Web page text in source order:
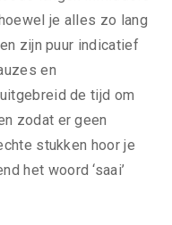
je alles zo lang
zijn puur indicatief
en
de tijd om
zodat er geen
stukken hoor je
het woord ‘saai’